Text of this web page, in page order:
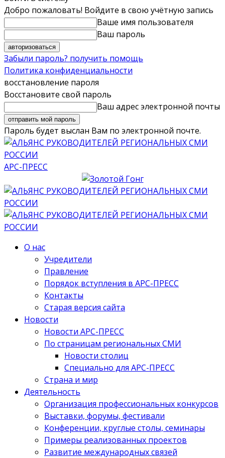
Добро пожаловать! Войдите в свою учётную запись
Ваше имя пользователя
Ваш пароль
Забыли пароль? получить помощь
Политика конфиденциальности
восстановление пароля
Восстановите свой пароль
Ваш адрес электронной почты
Пароль будет выслан Вам по электронной почте.
АРС-ПРЕСС
О нас
Учредители
Правление
Порядок вступления в АРС-ПРЕСС
Контакты
Старая версия сайта
Новости
Новости АРС-ПРЕСС
По страницам региональных СМИ
Новости столиц
Специально для АРС-ПРЕСС
Страна и мир
Деятельность
Организация профессиональных конкурсов
Выставки, форумы, фестивали
Конференции, круглые столы, семинары
Примеры реализованных проектов
Развитие международных связей